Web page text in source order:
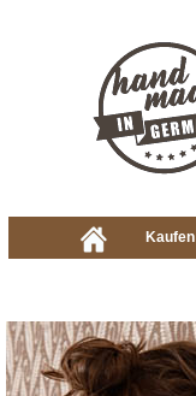
Kaufen